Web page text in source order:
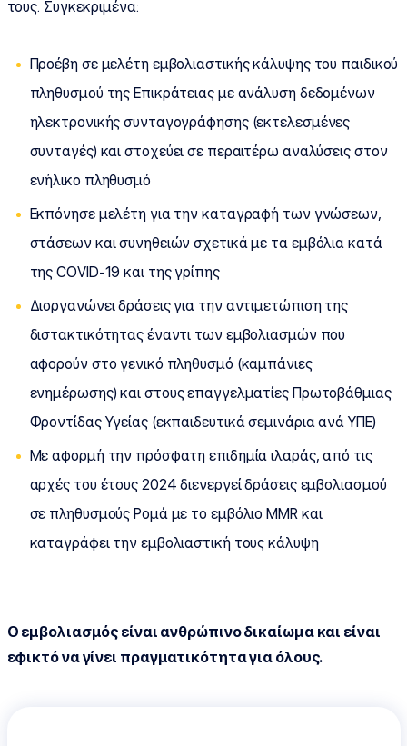
τους. Συγκεκριμένα:
Προέβη σε μελέτη εμβολιαστικής κάλυψης του παιδικού
πληθυσμού της Επικράτειας με ανάλυση δεδομένων
ηλεκτρονικής συνταγογράφησης (εκτελεσμένες
συνταγές) και στοχεύει σε περαιτέρω αναλύσεις στον
ενήλικο πληθυσμό
Εκπόνησε μελέτη για την καταγραφή των γνώσεων,
στάσεων και συνηθειών σχετικά με τα εμβόλια κατά
της COVID-19 και της γρίπης
Διοργανώνει δράσεις για την αντιμετώπιση της
διστακτικότητας έναντι των εμβολιασμών που
αφορούν στο γενικό πληθυσμό (καμπάνιες
ενημέρωσης) και στους επαγγελματίες Πρωτοβάθμιας
Φροντίδας Υγείας (εκπαιδευτικά σεμινάρια ανά ΥΠΕ)
Με αφορμή την πρόσφατη επιδημία ιλαράς, από τις
αρχές του έτους 2024 διενεργεί δράσεις εμβολιασμού
σε πληθυσμούς Ρομά με το εμβόλιο MMR και
καταγράφει την εμβολιαστική τους κάλυψη
Ο εμβολιασμός είναι ανθρώπινο δικαίωμα και είναι
εφικτό να γίνει πραγματικότητα για όλους.